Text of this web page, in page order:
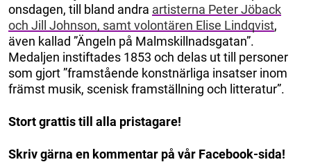
onsdagen, till bland andra artisterna Peter Jöback
och Jill Johnson, samt volontären Elise Lindqvist,
även kallad ”Ängeln på Malmskillnadsgatan”.
Medaljen instiftades 1853 och delas ut till personer
som gjort ”framstående konstnärliga insatser inom
främst musik, scenisk framställning och litteratur”.
Stort grattis till alla pristagare!
Skriv gärna en kommentar på vår Facebook-sida!